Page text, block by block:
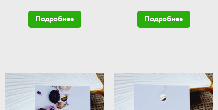
Подробнее Подробнее